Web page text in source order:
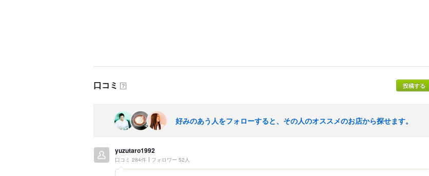
口コミ ？ 投稿する
好みのあう人をフォローすると、その人のオススメのお店から探せます。
yuzutaro1992
口コミ 284件 フォロワー 52人